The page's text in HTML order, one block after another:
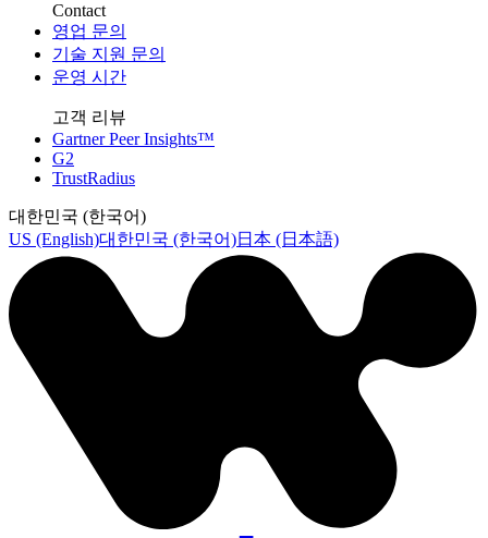
Contact
영업 문의
기술 지원 문의
운영 시간
고객 리뷰
Gartner Peer Insights™
G2
TrustRadius
대한민국 (한국어)
US (English)대한민국 (한국어)日本 (日本語)